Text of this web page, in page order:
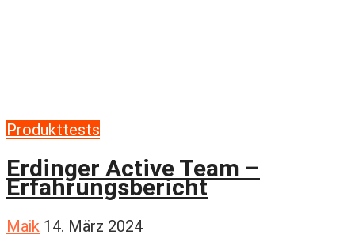
Produkttests
Erdinger Active Team –
Erfahrungsbericht
Maik 14. März 2024